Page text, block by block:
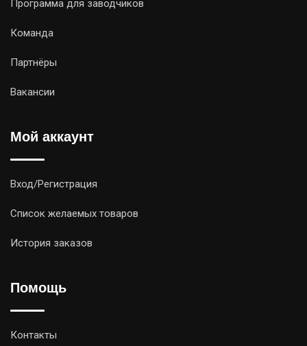
Программа для заводчиков
Команда
Партнёры
Вакансии
Мой аккаунт
Вход/Регистрация
Список желаемых товаров
История заказов
Помощь
Контакты